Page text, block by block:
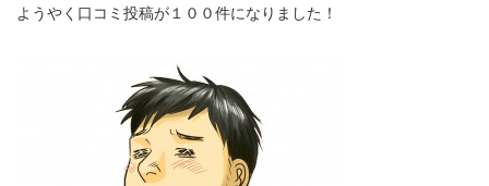
ようやく口コミ投稿が１００件になりました！